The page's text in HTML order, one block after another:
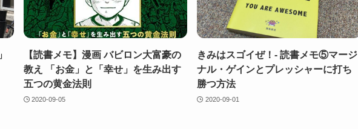
【読書メモ】漫画 バビロン大富豪の
教え 「お金」と「幸せ」を生み出す
五つの黄金法則
2020-09-05
きみはスゴイぜ！- 読書メモ⑤マージ
ナル・ゲインとプレッシャーに打ち
勝つ方法
2020-09-01